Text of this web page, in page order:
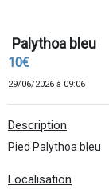
Palythoa bleu
10€
29/06/2026 à 09:06
Description
Pied Palythoa bleu
Localisation